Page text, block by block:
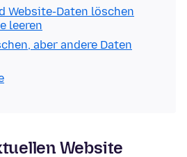
Website-Daten löschen
leeren
aber andere Daten
Website